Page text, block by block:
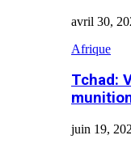
avril 30,
Afrique
Tchad:
juin 19,